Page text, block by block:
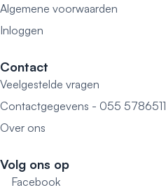
Algemene voorwaarden
Inloggen
Contact
Veelgestelde vragen
Contactgegevens - 055 5786511
Over ons
Volg ons op
Facebook